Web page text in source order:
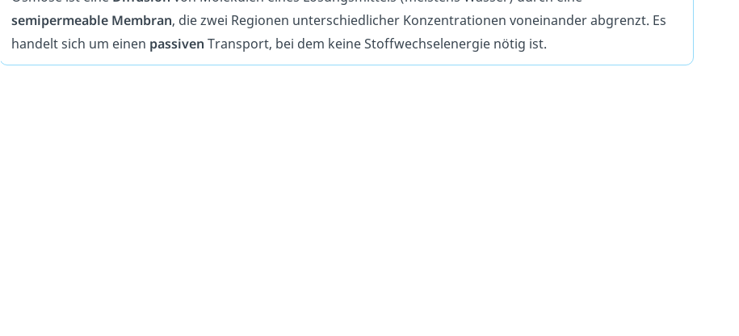
semipermeable Membran, die zwei Regionen unterschiedlicher Konzentrationen voneinander abgrenzt. Es
handelt sich um einen passiven Transport, bei dem keine Stoffwechselenergie nötig ist.